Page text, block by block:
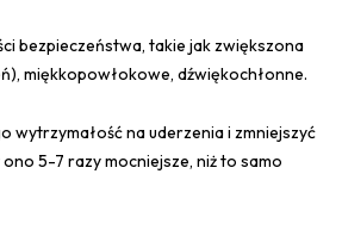
bezpieczeństwa, takie jak zwiększona
miękkopowłokowe, dźwiękochłonne.
na uderzenia i zmniejszyć
5-7 razy mocniejsze, niż to samo